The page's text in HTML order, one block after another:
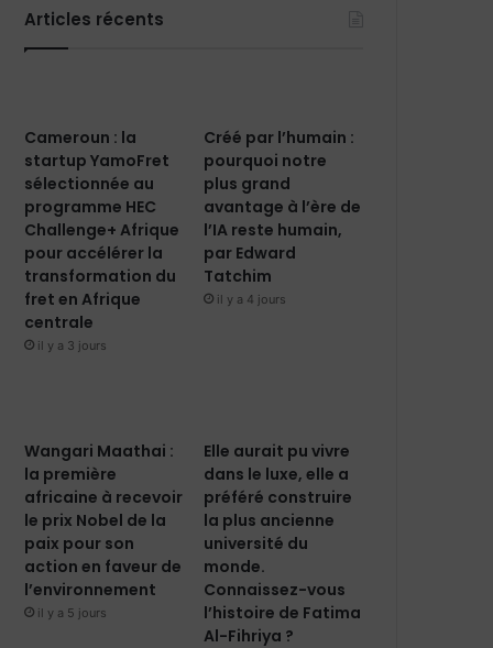
Articles récents
Cameroun : la
startup YamoFret
sélectionnée au
programme HEC
Challenge+ Afrique
pour accélérer la
transformation du
fret en Afrique
centrale
il y a 3 jours
Créé par l’humain :
pourquoi notre
plus grand
avantage à l’ère de
l’IA reste humain,
par Edward
Tatchim
il y a 4 jours
Wangari Maathai :
la première
africaine à recevoir
le prix Nobel de la
paix pour son
action en faveur de
l’environnement
il y a 5 jours
Elle aurait pu vivre
dans le luxe, elle a
préféré construire
la plus ancienne
université du
monde.
Connaissez-vous
l’histoire de Fatima
Al-Fihriya ?